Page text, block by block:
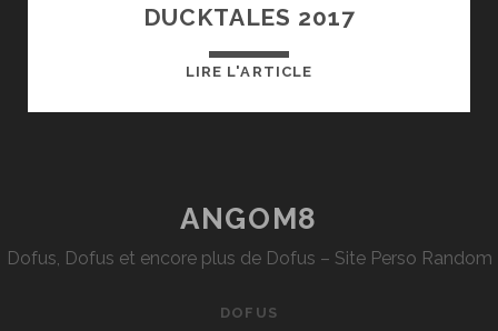
DUCKTALES 2017
LIRE L'ARTICLEDUCKTALES
ANGOM8
Dofus, Dofus et encore plus de Dofus – Site Perso Random
DOFUS